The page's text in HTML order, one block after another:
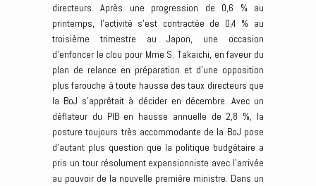
directeurs. Après une progression de 0,6 % au
printemps, l’activité s’est contractée de 0,4 % au
troisième trimestre au Japon, une occasion
d’enfoncer le clou pour Mme S. Takaichi, en faveur du
plan de relance en préparation et d’une opposition
plus farouche à toute hausse des taux directeurs que
la BoJ s’apprêtait à décider en décembre. Avec un
déflateur du PIB en hausse annuelle de 2,8 %, la
posture toujours très accommodante de la BoJ pose
d’autant plus question que la politique budgétaire a
pris un tour résolument expansionniste avec l’arrivée
au pouvoir de la nouvelle première ministre. Dans un